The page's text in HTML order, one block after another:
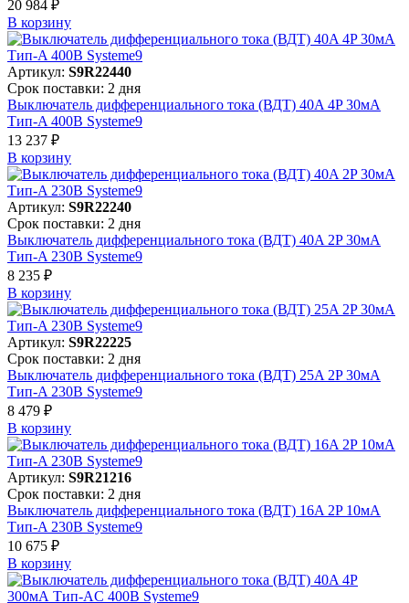
20 984 ₽
В корзинy
Артикул: S9R22440
Срок поставки: 2 дня
Выключатель дифференциального тока (ВДТ) 40A 4P 30мА
Тип-A 400В Systeme9
13 237 ₽
В корзинy
Артикул: S9R22240
Срок поставки: 2 дня
Выключатель дифференциального тока (ВДТ) 40A 2P 30мА
Тип-A 230В Systeme9
8 235 ₽
В корзинy
Артикул: S9R22225
Срок поставки: 2 дня
Выключатель дифференциального тока (ВДТ) 25A 2P 30мА
Тип-A 230В Systeme9
8 479 ₽
В корзинy
Артикул: S9R21216
Срок поставки: 2 дня
Выключатель дифференциального тока (ВДТ) 16A 2P 10мА
Тип-A 230В Systeme9
10 675 ₽
В корзинy